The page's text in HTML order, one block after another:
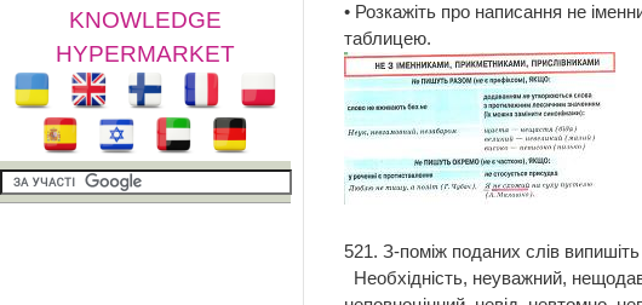
KNOWLEDGE
HYPERMARKET
• Розкажіть про написання не
таблицею.
521. З-поміж поданих слів
Необхідність, неуважний,